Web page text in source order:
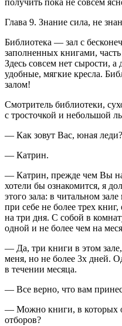
получить пока не совсем
Глава 9. Знание сила, не
Библиотека — зал с
заполненных книгами,
Здесь совсем нет сырости, а
удобные, мягкие кресла.
залом!
Смотритель библиотеки,
с тросточкой и небольшой
— Как зовут Вас, юная леди?
— Катрин.
— Катрин, прежде чем Вы
хотели бы ознакомится, я
этого зала: в читальном
при себе не более трех
на три дня. С собой в
одной и не более чем на
— Да, три книги в этом
меня, но не более 3х дней.
в течении месяца.
— Все верно, что вам
— Можно книги, в которых
отборов?